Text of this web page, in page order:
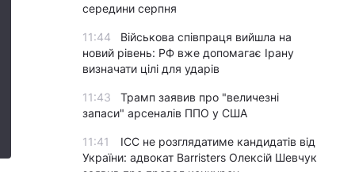
середини серпня
11:44
Військова співпраця вийшла на
новий рівень: РФ вже допомагає Ірану
визначати цілі для ударів
11:43
Трамп заявив про "величезні
запаси" арсеналів ППО у США
11:41
ICC не розглядатиме кандидатів від
України: адвокат Barristers Олексій Шевчук